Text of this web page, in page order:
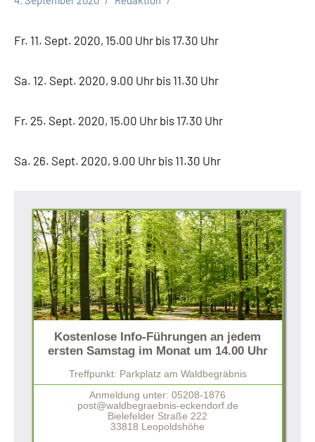
Fr. 11. Sept. 2020, 15.00 Uhr bis 17.30 Uhr
Sa. 12. Sept. 2020, 9.00 Uhr bis 11.30 Uhr
Fr. 25. Sept. 2020, 15.00 Uhr bis 17.30 Uhr
Sa. 26. Sept. 2020, 9.00 Uhr bis 11.30 Uhr
Kostenlose Info-Führungen an jedem
ersten Samstag im Monat um 14.00 Uhr
Treffpunkt: Parkplatz am Waldbegräbnis
Anmeldung unter: 05208-1876
post@waldbegraebnis-eckendorf.de
Bielefelder Straße 222
33818 Leopoldshöhe